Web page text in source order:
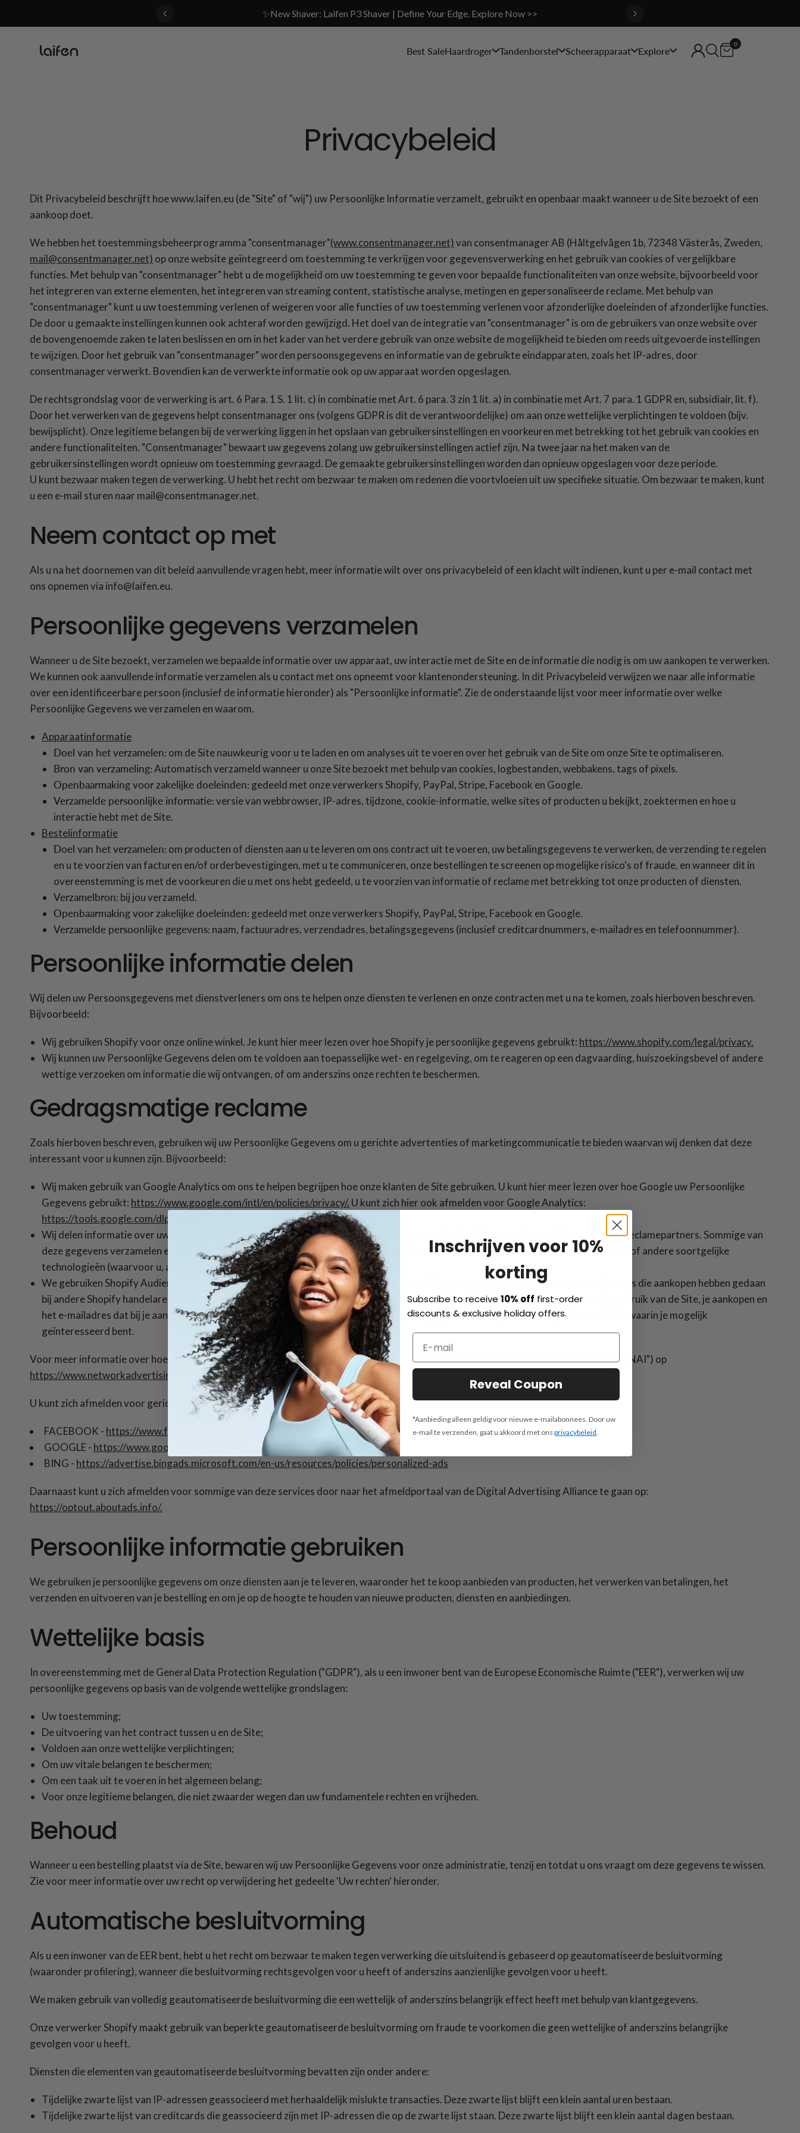
✨New Shaver: Laifen P3 Shaver | Define Your Edge. Explore Now >>
Best SaleHaardroger Tandenborstel Scheerapparaat Explore
0
Privacybeleid
Dit Privacybeleid beschrijft hoe www.laifen.eu (de "Site" of "wij") uw Persoonlijke Informatie verzamelt, gebruikt en openbaar maakt wanneer u de Site bezoekt of een
aankoop doet.
We hebben het toestemmingsbeheerprogramma "consentmanager"(www.consentmanager.net)van consentmanager AB (Håltgelvågen 1b, 72348 Västerås, Zweden,
mail@consentmanager.net) op onze website geïntegreerd om toestemming te verkrijgen voor gegevensverwerking en het gebruik van cookies of vergelijkbare
functies. Met behulp van "consentmanager" hebt u de mogelijkheid om uw toestemming te geven voor bepaalde functionaliteiten van onze website, bijvoorbeeld voor
het integreren van externe elementen, het integreren van streaming content, statistische analyse, metingen en gepersonaliseerde reclame. Met behulp van
"consentmanager" kunt u uw toestemming verlenen of weigeren voor alle functies of uw toestemming verlenen voor afzonderlijke doeleinden of afzonderlijke functies.
De door u gemaakte instellingen kunnen ook achteraf worden gewijzigd. Het doel van de integratie van "consentmanager" is om de gebruikers van onze website over
de bovengenoemde zaken te laten beslissen en om in het kader van het verdere gebruik van onze website de mogelijkheid te bieden om reeds uitgevoerde instellingen
te wijzigen. Door het gebruik van "consentmanager" worden persoonsgegevens en informatie van de gebruikte eindapparaten, zoals het IP-adres, door
consentmanager verwerkt. Bovendien kan de verwerkte informatie ook op uw apparaat worden opgeslagen.
De rechtsgrondslag voor de verwerking is art. 6 Para. 1 S. 1 lit. c) in combinatie met Art. 6 para. 3 zin 1 lit. a) in combinatie met Art. 7 para. 1 GDPR en, subsidiair, lit. f).
Door het verwerken van de gegevens helpt consentmanager ons (volgens GDPR is dit de verantwoordelijke) om aan onze wettelijke verplichtingen te voldoen (bijv.
bewijsplicht). Onze legitieme belangen bij de verwerking liggen in het opslaan van gebruikersinstellingen en voorkeuren met betrekking tot het gebruik van cookies en
andere functionaliteiten. "Consentmanager" bewaart uw gegevens zolang uw gebruikersinstellingen actief zijn. Na twee jaar na het maken van de
gebruikersinstellingen wordt opnieuw om toestemming gevraagd. De gemaakte gebruikersinstellingen worden dan opnieuw opgeslagen voor deze periode.
U kunt bezwaar maken tegen de verwerking. U hebt het recht om bezwaar te maken om redenen die voortvloeien uit uw specifieke situatie. Om bezwaar te maken, kunt
u een e-mail sturen naar mail@consentmanager.net.
Neem contact op met
Als u na het doornemen van dit beleid aanvullende vragen hebt, meer informatie wilt over ons privacybeleid of een klacht wilt indienen, kunt u per e-mail contact met
ons opnemen via info@laifen.eu.
Persoonlijke gegevens verzamelen
Wanneer u de Site bezoekt, verzamelen we bepaalde informatie over uw apparaat, uw interactie met de Site en de informatie die nodig is om uw aankopen te verwerken.
We kunnen ook aanvullende informatie verzamelen als u contact met ons opneemt voor klantenondersteuning. In dit Privacybeleid verwijzen we naar alle informatie
over een identificeerbare persoon (inclusief de informatie hieronder) als "Persoonlijke informatie". Zie de onderstaande lijst voor meer informatie over welke
Persoonlijke Gegevens we verzamelen en waarom.
Apparaatinformatie
Doel van het verzamelen: om de Site nauwkeurig voor u te laden en om analyses uit te voeren over het gebruik van de Site om onze Site te optimaliseren.
Bron van verzameling:Automatisch verzameld wanneer u onze Site bezoekt met behulp van cookies, logbestanden, webbakens, tags of pixels.
Openbaarmaking voor zakelijke doeleinden: gedeeld met onze verwerkers Shopify, PayPal, Stripe, Facebook en Google.
Verzamelde persoonlijke informatie:versie van webbrowser, IP-adres, tijdzone, cookie-informatie, welke sites of producten u bekijkt, zoektermen en hoe u
interactie hebt met de Site.
Bestelinformatie
Doel van het verzamelen: om producten of diensten aan u te leveren om ons contract uit te voeren, uw betalingsgegevens te verwerken, de verzending te regelen
en u te voorzien van facturen en/of orderbevestigingen, met u te communiceren, onze bestellingen te screenen op mogelijke risico's of fraude, en wanneer dit in
overeenstemming is met de voorkeuren die u met ons hebt gedeeld, u te voorzien van informatie of reclame met betrekking tot onze producten of diensten.
Verzamelbron: bij jou verzameld.
Openbaarmaking voor zakelijke doeleinden: gedeeld met onze verwerkers Shopify, PayPal, Stripe, Facebook en Google.
Verzamelde persoonlijke gegevens: naam, factuuradres, verzendadres, betalingsgegevens (inclusief creditcardnummers, e-mailadres en telefoonnummer).
Persoonlijke informatie delen
Wij delen uw Persoonsgegevens met dienstverleners om ons te helpen onze diensten te verlenen en onze contracten met u na te komen, zoals hierboven beschreven.
Bijvoorbeeld:
Wij gebruiken Shopify voor onze online winkel. Je kunt hier meer lezen over hoe Shopify je persoonlijke gegevens gebruikt: https://www.shopify.com/legal/privacy.
Wij kunnen uw Persoonlijke Gegevens delen om te voldoen aan toepasselijke wet- en regelgeving, om te reageren op een dagvaarding, huiszoekingsbevel of andere
wettige verzoeken om informatie die wij ontvangen, of om anderszins onze rechten te beschermen.
Gedragsmatige reclame
Zoals hierboven beschreven, gebruiken wij uw Persoonlijke Gegevens om u gerichte advertenties of marketingcommunicatie te bieden waarvan wij denken dat deze
interessant voor u kunnen zijn. Bijvoorbeeld:
Wij maken gebruik van Google Analytics om ons te helpen begrijpen hoe onze klanten de Site gebruiken. U kunt hier meer lezen over hoe Google uw Persoonlijke
Gegevens gebruikt: https://www.google.com/intl/en/policies/privacy/. U kunt zich hier ook afmelden voor Google Analytics:
https://tools.google.com/dlpage/gaoptout.
Wij delen informatie over uw gebruik van de Site, uw aankopen en uw interactie met onze advertenties op andere websites met onze reclamepartners. Sommige van
deze gegevens verzamelen en delen we rechtstreeks met onze reclamepartners en in sommige gevallen door het gebruik van cookies of andere soortgelijke
technologieën (waarvoor u, afhankelijk van uw locatie, toestemming kunt geven).
We gebruiken Shopify Audiences om ons te helpen advertenties te tonen op andere websites met onze advertentiepartners aan kopers die aankopen hebben gedaan
bij andere Shopify handelaren en die mogelijk ook geïnteresseerd zijn in wat wij te bieden hebben. We delen ook informatie over je gebruik van de Site, je aankopen en
het e-mailadres dat bij je aankopen hoort met Shopify Audiences, waardoor andere Shopify-handelaren je aanbiedingen kunnen doen waarin je mogelijk
geïnteresseerd bent.
Voor meer informatie over hoe gerichte reclame werkt, kun je terecht op de educatieve pagina van het Network Advertising Initiative ("NAI") op
https://www.networkadvertising.org/understanding-online-advertising/how-does-it-work.
U kunt zich afmelden voor gerichte reclame door:
FACEBOOK - https://www.facebook.com/settings/?tab=ads
GOOGLE - https://www.google.com/settings/ads/anonymous
BING - https://advertise.bingads.microsoft.com/en-us/resources/policies/personalized-ads
Daarnaast kunt u zich afmelden voor sommige van deze services door naar het afmeldportaal van de Digital Advertising Alliance te gaan op:
https://optout.aboutads.info/.
Persoonlijke informatie gebruiken
We gebruiken je persoonlijke gegevens om onze diensten aan je te leveren, waaronder het te koop aanbieden van producten, het verwerken van betalingen, het
verzenden en uitvoeren van je bestelling en om je op de hoogte te houden van nieuwe producten, diensten en aanbiedingen.
Wettelijke basis
In overeenstemming met de General Data Protection Regulation ("GDPR"), als u een inwoner bent van de Europese Economische Ruimte ("EER"), verwerken wij uw
persoonlijke gegevens op basis van de volgende wettelijke grondslagen:
Uw toestemming;
De uitvoering van het contract tussen u en de Site;
Voldoen aan onze wettelijke verplichtingen;
Om uw vitale belangen te beschermen;
Om een taak uit te voeren in het algemeen belang;
Voor onze legitieme belangen, die niet zwaarder wegen dan uw fundamentele rechten en vrijheden.
Behoud
Wanneer u een bestelling plaatst via de Site, bewaren wij uw Persoonlijke Gegevens voor onze administratie, tenzij en totdat u ons vraagt om deze gegevens te wissen.
Zie voor meer informatie over uw recht op verwijdering het gedeelte 'Uw rechten' hieronder.
Automatische besluitvorming
Als u een inwoner van de EER bent, hebt u het recht om bezwaar te maken tegen verwerking die uitsluitend is gebaseerd op geautomatiseerde besluitvorming
(waaronder profilering), wanneer die besluitvorming rechtsgevolgen voor u heeft of anderszins aanzienlijke gevolgen voor u heeft.
We maken gebruik van volledig geautomatiseerde besluitvorming die een wettelijk of anderszins belangrijk effect heeft met behulp van klantgegevens.
Onze verwerker Shopify maakt gebruik van beperkte geautomatiseerde besluitvorming om fraude te voorkomen die geen wettelijke of anderszins belangrijke
gevolgen voor u heeft.
Diensten die elementen van geautomatiseerde besluitvorming bevatten zijn onder andere:
Tijdelijke zwarte lijst van IP-adressen geassocieerd met herhaaldelijk mislukte transacties. Deze zwarte lijst blijft een klein aantal uren bestaan.
Tijdelijke zwarte lijst van creditcards die geassocieerd zijn met IP-adressen die op de zwarte lijst staan. Deze zwarte lijst blijft een klein aantal dagen bestaan.
Inschrijven voor 10%
korting
Subscribe to receive10% off first-order
discounts & exclusive holiday offers.
Reveal Coupon
*Aanbieding alleen geldig voor nieuwe e-mailabonnees. Door uw
e-mail te verzenden, gaat u akkoord met onsprivacybeleid.